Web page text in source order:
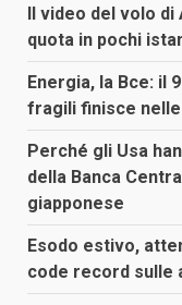
Il video del volo di
quota in pochi
Energia, la Bce: il
fragili finisce
Perché gli Usa
della Banca
giapponese
Esodo estivo,
code record sulle